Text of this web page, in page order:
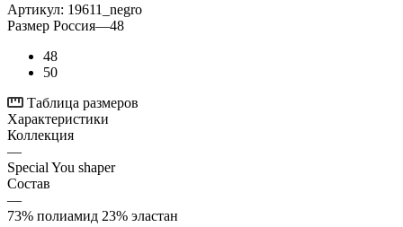
Артикул: 19611_negro
Размер Россия—48
48
50
Таблица размеров
Характеристики
Коллекция
—
Special You shaper
Состав
—
73% полиамид 23% эластан